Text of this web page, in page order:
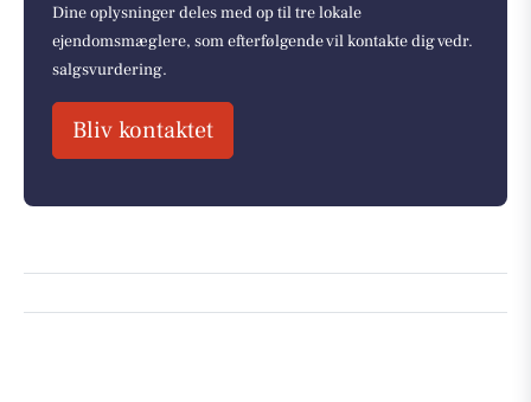
Dine oplysninger deles med op til tre lokale
ejendomsmæglere, som efterfølgende vil kontakte dig vedr.
salgsvurdering.
Bliv kontaktet